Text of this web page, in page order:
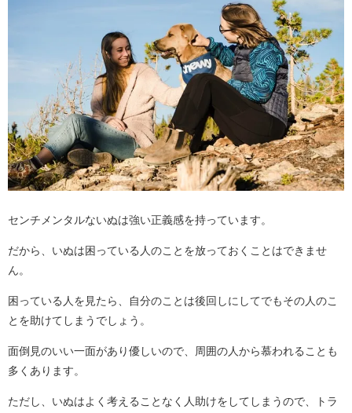
センチメンタルないぬは強い正義感を持っています。
だから、いぬは困っている人のことを放っておくことはできませ
ん。
困っている人を見たら、自分のことは後回しにしてでもその人のこ
とを助けてしまうでしょう。
面倒見のいい一面があり優しいので、周囲の人から慕われることも
多くあります。
ただし、いぬはよく考えることなく人助けをしてしまうので、トラ